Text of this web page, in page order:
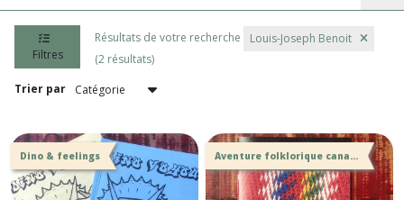
Filtres
Résultats de votre recherche
Louis-Joseph Benoit
(2 résultats)
Trier par
Dino & feelings Aventure folklorique canadienne pour Mörk Borg
les
autres
jeux
(2)
les
résultats